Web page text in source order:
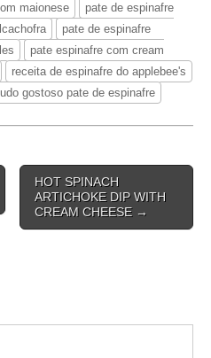
maionese
pate de espinafre
pate de espinafre
pate espinafre com cream
receita de espinafre do applebee's
gostoso pate de espinafre
HOT SPINACH
ARTICHOKE DIP WITH
CREAM CHEESE →